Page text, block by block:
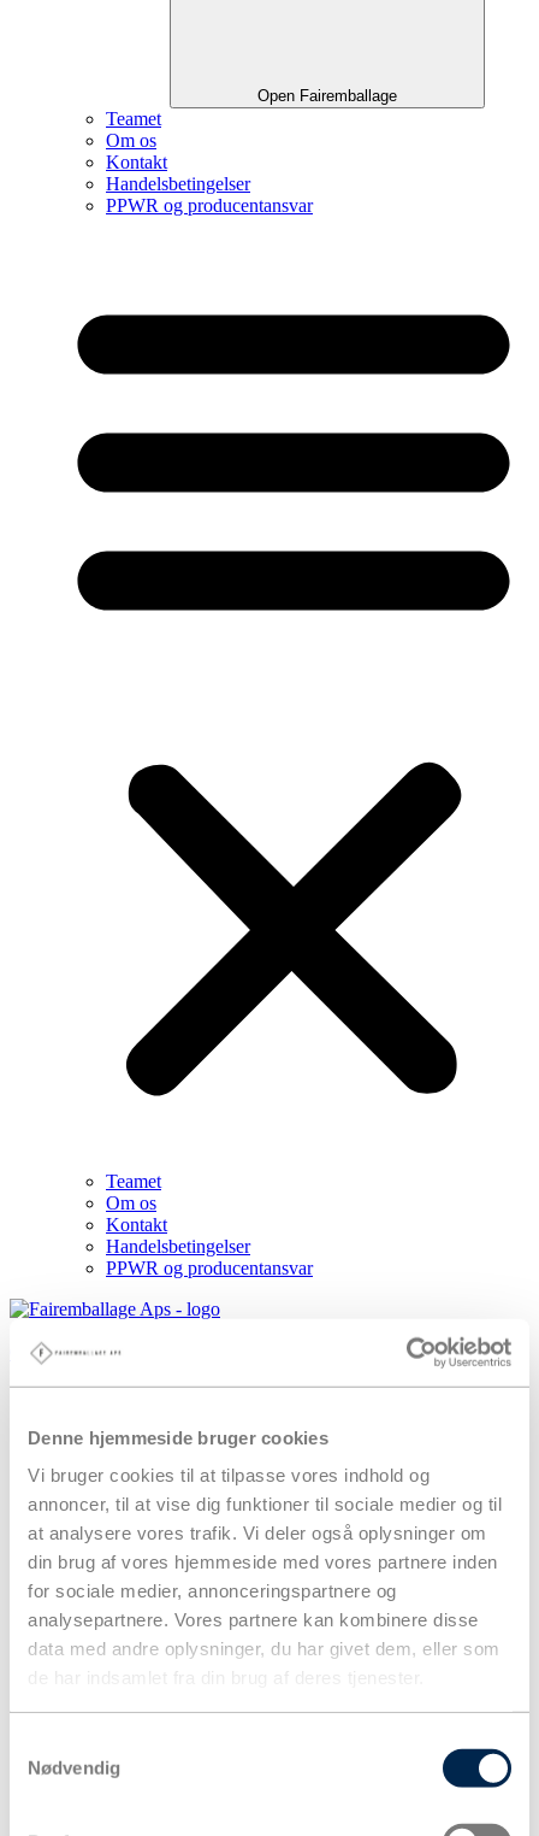
Denne hjemmeside bruger cookies
Vi bruger cookies til at tilpasse vores indhold og
annoncer, til at vise dig funktioner til sociale medier og til
at analysere vores trafik. Vi deler også oplysninger om
din brug af vores hjemmeside med vores partnere inden
for sociale medier, annonceringspartnere og
analysepartnere. Vores partnere kan kombinere disse
data med andre oplysninger, du har givet dem, eller som
de har indsamlet fra din brug af deres tjenester.
Nødvendig
Open Fairemballage
Teamet
Om os
Kontakt
Handelsbetingelser
PPWR og producentansvar
Teamet
Om os
Kontakt
Handelsbetingelser
PPWR og producentansvar
0,00kr. 0